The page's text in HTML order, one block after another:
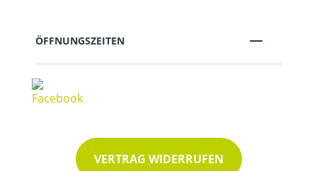
ÖFFNUNGSZEITEN
VERTRAG WIDERRUFEN